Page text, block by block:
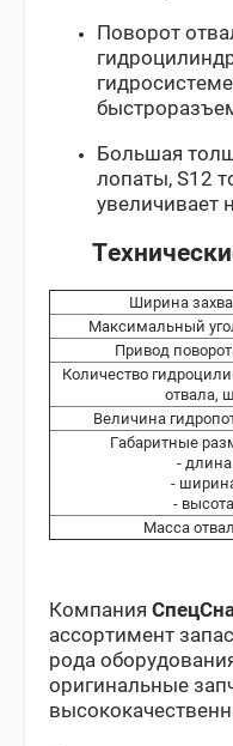
Поворот
Большая
лопаты, S12
увеличивает
Ширина
Максимальный
Привод
Количество
отвала,
Величина
Габаритные
- длина
-
- высота
Масса
Компания
ассортимент
рода
оригинальные